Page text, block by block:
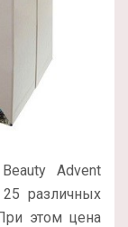
Advent
различных
этом цена